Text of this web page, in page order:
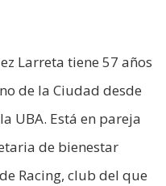
Larreta tiene 57 años
de la Ciudad desde
UBA. Está en pareja
de bienestar
Racing, club del que